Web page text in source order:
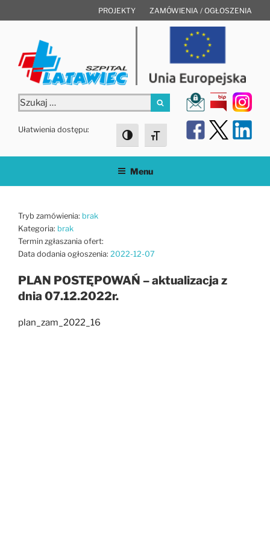
do
PROJEKTY ZAMÓWIENIA / OGŁOSZENIA
Szukaj:
Szukaj
Ułatwienia dostępu:
Toggle High Contrast
Toggle Font size
Menu
Tryb zamówienia: brak
Kategoria: brak
Termin zgłaszania ofert:
Data dodania ogłoszenia: 2022-12-07
PLAN POSTĘPOWAŃ – aktualizacja z
dnia 07.12.2022r.
plan_zam_2022_16